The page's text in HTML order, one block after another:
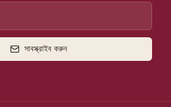
সাবস্ক্রাইব করুন